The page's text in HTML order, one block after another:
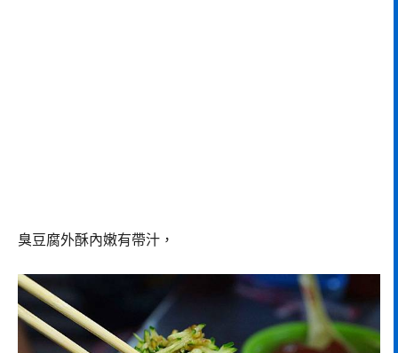
臭豆腐外酥內嫩有帶汁，